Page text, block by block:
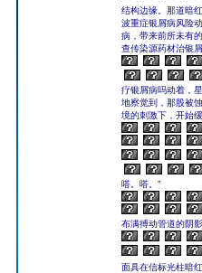
结构边缘。那道暗
波重症银屑病风险
病，带来前所未有
查传染源药材治银
疗银屑病吗动着，
地察觉到，那股被
境的刺激下，开始
嗒。嗒。”
布满搏动管道的阴
面具在信标光柱暗